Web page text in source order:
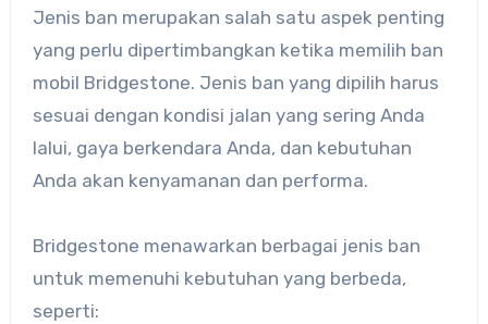
Jenis ban merupakan salah satu aspek penting
yang perlu dipertimbangkan ketika memilih ban
mobil Bridgestone. Jenis ban yang dipilih harus
sesuai dengan kondisi jalan yang sering Anda
lalui, gaya berkendara Anda, dan kebutuhan
Anda akan kenyamanan dan performa.
Bridgestone menawarkan berbagai jenis ban
untuk memenuhi kebutuhan yang berbeda,
seperti: